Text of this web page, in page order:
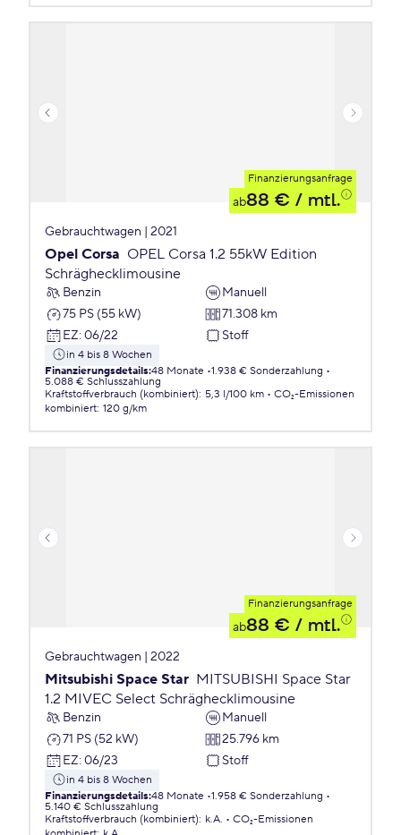
Finanzierungsanfrage
ab88 € / mtl.
Gebrauchtwagen | 2021
Opel Corsa OPEL Corsa 1.2 55kW Edition
Schräghecklimousine
Benzin
Manuell
75 PS (55 kW)
71.308 km
EZ: 06/22 Stoff
in 4 bis 8 Wochen
Finanzierungsdetails:48 Monate 1.938 € Sonderzahlung
5.088 € Schlusszahlung
Kraftstoffverbrauch (kombiniert): 5,3 l/100 km
CO₂-Emissionen
kombiniert: 120 g/km
Finanzierungsanfrage
ab88 € / mtl.
Gebrauchtwagen | 2022
Mitsubishi Space Star MITSUBISHI Space Star
1.2 MIVEC Select Schräghecklimousine
Benzin
Manuell
71 PS (52 kW)
25.796 km
EZ: 06/23 Stoff
in 4 bis 8 Wochen
Finanzierungsdetails:48 Monate 1.958 € Sonderzahlung
5.140 € Schlusszahlung
Kraftstoffverbrauch (kombiniert): k.A.
CO₂-Emissionen